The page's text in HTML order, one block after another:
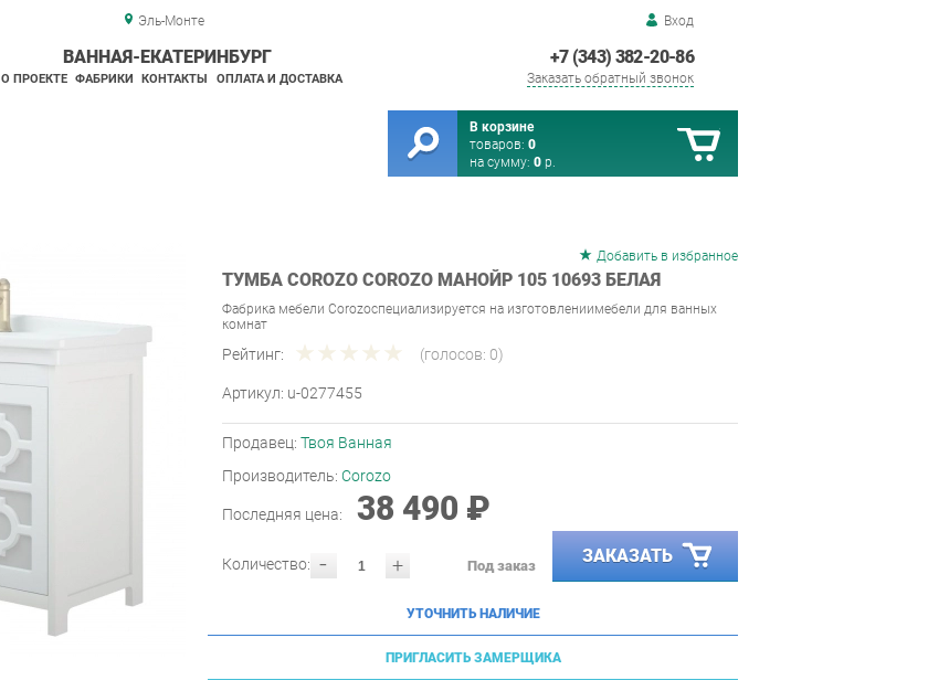
Эль-Монте Вход
+7 (343) 382-20-86
Заказать обратный звонок
ВАННАЯ-ЕКАТЕРИНБУРГ
О ПРОЕКТЕ ФАБРИКИ КОНТАКТЫ ОПЛАТА И ДОСТАВКА
В корзине
товаров: 0
на сумму: 0 р.
Добавить в избранное
ТУМБА COROZO COROZO МАНОЙР 105 10693 БЕЛАЯ
Фабрика мебели Corozoспециализируется на изготовлениимебели для ванных
комнат
Рейтинг: (голосов: 0)
Артикул: u-0277455
Продавец: Твоя Ванная
Производитель: Corozo
Последняя цена: 38 490 ₽
- +
Количество: Под заказ ЗАКАЗАТЬ
УТОЧНИТЬ НАЛИЧИЕ
ПРИГЛАСИТЬ ЗАМЕРЩИКА